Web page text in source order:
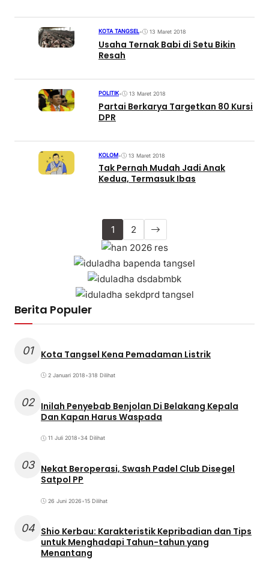
KOTA TANGSEL• 13 Maret 2018
Usaha Ternak Babi di Setu Bikin
Resah
POLITIK• 13 Maret 2018
Partai Berkarya Targetkan 80 Kursi
DPR
KOLOM• 13 Maret 2018
Tak Pernah Mudah Jadi Anak
Kedua, Termasuk Ibas
1 2
Berita Populer
01 Kota Tangsel Kena Pemadaman Listrik
2 Januari 2018•318 Dilihat
02 Inilah Penyebab Benjolan Di Belakang Kepala
Dan Kapan Harus Waspada
11 Juli 2018•34 Dilihat
03 Nekat Beroperasi, Swash Padel Club Disegel
Satpol PP
26 Juni 2026•15 Dilihat
04 Shio Kerbau: Karakteristik Kepribadian dan Tips
untuk Menghadapi Tahun-tahun yang
Menantang